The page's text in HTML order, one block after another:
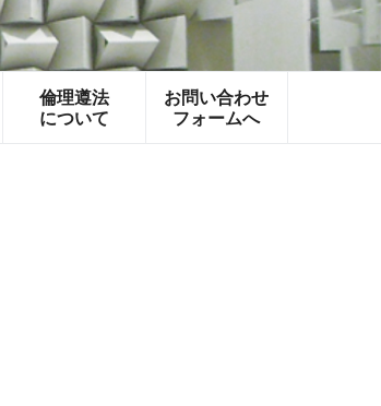
倫理遵法
について
お問い合わせ
フォームへ